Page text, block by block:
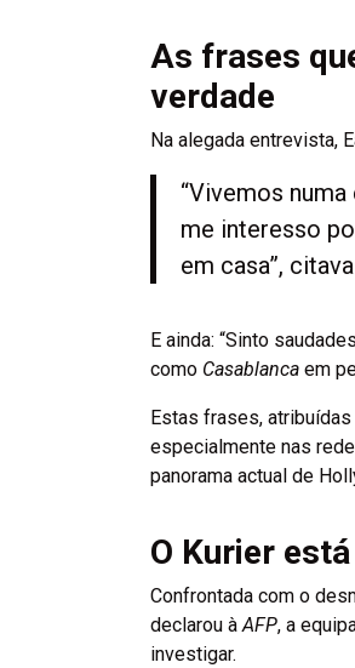
As frases
verdade
Na alegada entrevista,
“Vivemos
me interesso
em casa”,
E ainda: “Sinto
como Casablanca em
Estas frases,
especialmente nas
panorama actual de
O Kurier
Confrontada com o
declarou àAFP, a
investigar.